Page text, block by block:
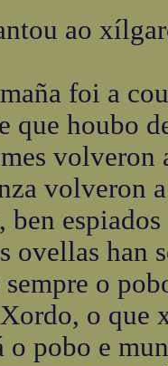
ao
foi a
que houbo
volveron
volveron
ben
ovellas han
sempre o
o que
o pobo e